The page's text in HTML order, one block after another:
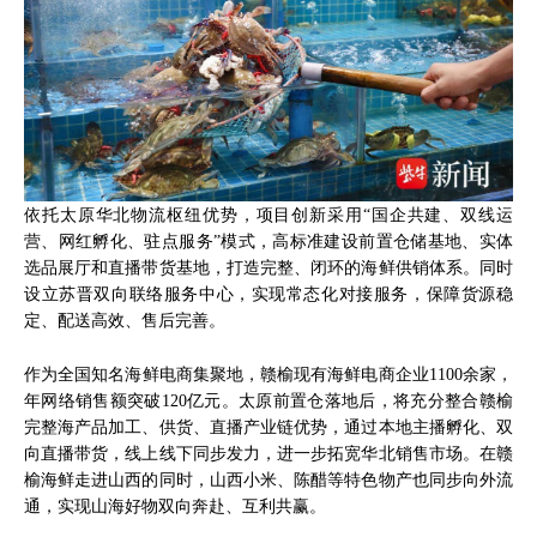
依托太原华北物流枢纽优势，项目创新采用“国企共建、双线运
营、网红孵化、驻点服务”模式，高标准建设前置仓储基地、实体
选品展厅和直播带货基地，打造完整、闭环的海鲜供销体系。同时
设立苏晋双向联络服务中心，实现常态化对接服务，保障货源稳
定、配送高效、售后完善。
作为全国知名海鲜电商集聚地，赣榆现有海鲜电商企业1100余家，
年网络销售额突破120亿元。太原前置仓落地后，将充分整合赣榆
完整海产品加工、供货、直播产业链优势，通过本地主播孵化、双
向直播带货，线上线下同步发力，进一步拓宽华北销售市场。在赣
榆海鲜走进山西的同时，山西小米、陈醋等特色物产也同步向外流
通，实现山海好物双向奔赴、互利共赢。